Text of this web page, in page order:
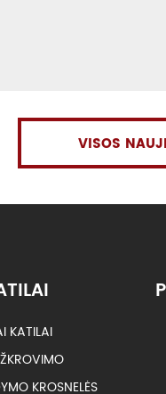
VISOS
KATILAI
KROSNELĖS